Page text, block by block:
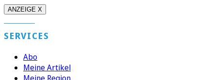
ANZEIGE X
SERVICES
Abo
Meine Artikel
Meine Region